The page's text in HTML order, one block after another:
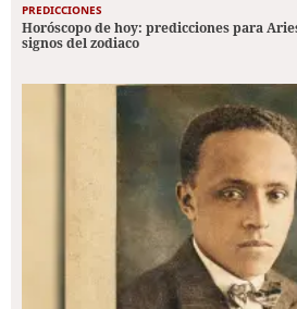
PREDICCIONES
Horóscopo de hoy: predicciones para
signos del zodiaco